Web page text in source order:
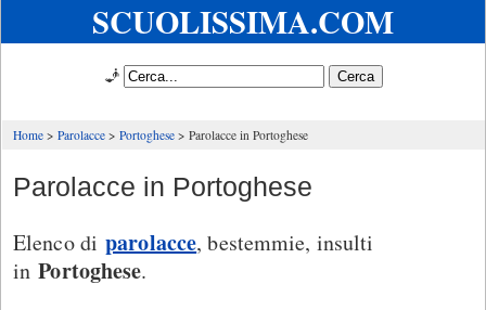
SCUOLISSIMA.COM
🧞
Home Parolacce Portoghese Parolacce in Portoghese
Parolacce in Portoghese
Elenco diparolacce, bestemmie, insulti
inPortoghese.